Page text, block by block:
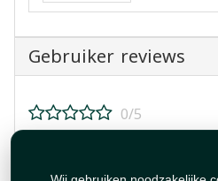
Gebruiker reviews
0/5